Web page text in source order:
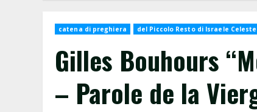
catena di preghiera del Piccolo Resto di Israele Celeste
Gilles Bouhours
– Parole de la